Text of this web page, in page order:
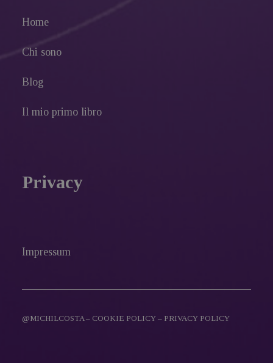
Home
Chi sono
Blog
Il mio primo libro
Privacy
Impressum
@MICHILCOSTA – COOKIE POLICY – PRIVACY POLICY